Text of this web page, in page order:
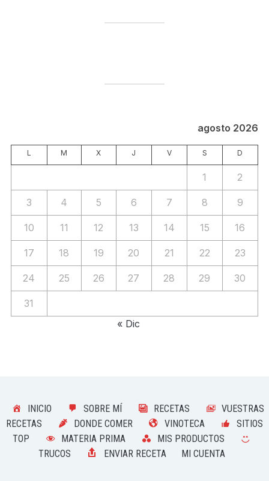
agosto 2026
L M X J V S D
1 2
3 4 5 6 7 8 9
10 11 12 13 14 15 16
17 18 19 20 21 22 23
24 25 26 27 28 29 30
31
« Dic
INICIO SOBRE MÍ RECETAS
VUESTRAS
RECETAS
DONDE COMER VINOTECA
SITIOS
TOP
MATERIA PRIMA
MIS PRODUCTOS
TRUCOS
ENVIAR RECETA MI CUENTA